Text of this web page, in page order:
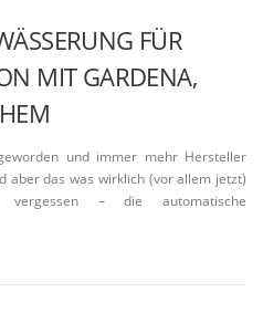
FÜR
MIT GARDENA,
und immer mehr Hersteller
aber das was wirklich (vor allem jetzt)
vergessen – die automa­tische